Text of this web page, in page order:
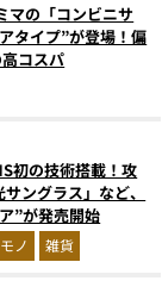
マの「コンビニサ
タイプ”が登場！偏
コスパ
初の技術搭載！攻
ングラス」など、
”が発売開始
ノ 雑貨